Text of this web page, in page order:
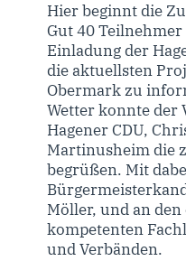
Hier beginnt die
Gut 40
Einladung der
die aktuellsten
Obermark zu
Wetter konnte der
Hagener CDU,
Martinusheim die
begrüßen. Mit
Möller, und an
kompetenten
und Verbänden.